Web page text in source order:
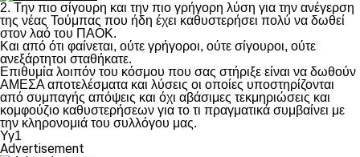
2. Την πιο σίγουρη και την πιο γρήγορη λύση για την ανέγερση
της νέας Τούμπας που ήδη έχει καθυστερήσει πολύ να δωθεί
στον λαό του ΠΑΟΚ.
Και από ότι φαίνεται, ούτε γρήγοροι, ούτε σίγουροι, ούτε
ανεξάρτητοι σταθήκατε.
Επιθυμία λοιπόν του κόσμου που σας στήριξε είναι να δωθούν
ΑΜΕΣΑ αποτελέσματα και λύσεις οι οποίες υποστηρίζονται
από συμπαγής απόψεις και όχι αβάσιμες τεκμηριώσεις και
κομφούζιο καθυστερήσεων για το τι πραγματικά συμβαίνει με
την κληρονομιά του συλλόγου μας.
Υγ1
Advertisement